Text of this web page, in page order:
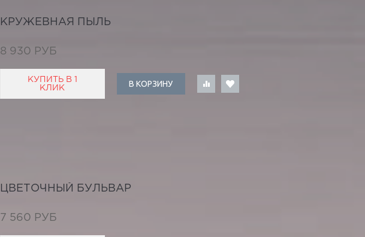
КРУЖЕВНАЯ ПЫЛЬ
8 930 РУБ
КУПИТЬ В 1
КЛИК
В КОРЗИНУ
ЦВЕТОЧНЫЙ БУЛЬВАР
7 560 РУБ